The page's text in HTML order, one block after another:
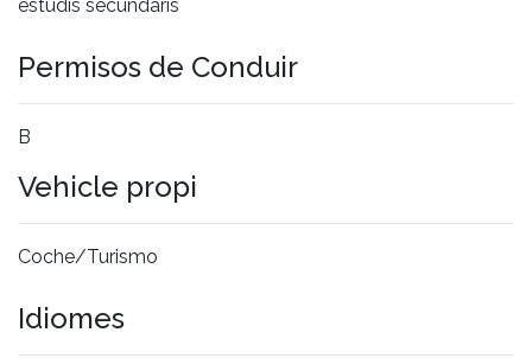
estudis secundaris
Permisos de Conduir
B
Vehicle propi
Coche/Turismo
Idiomes